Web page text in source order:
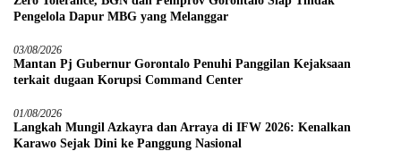
Pengelola Dapur MBG yang Melanggar
03/08/2026
Mantan Pj Gubernur Gorontalo Penuhi Panggilan Kejaksaan
terkait dugaan Korupsi Command Center
01/08/2026
Langkah Mungil Azkayra dan Arraya di IFW 2026: Kenalkan
Karawo Sejak Dini ke Panggung Nasional